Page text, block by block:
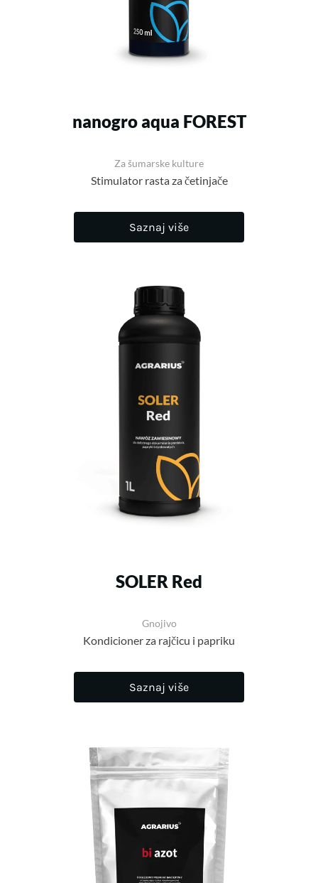
nanogro aqua FOREST
Za šumarske kulture
Stimulator rasta za četinjače
Saznaj više
SOLER Red
Gnojivo
Kondicioner za rajčicu i papriku
Saznaj više